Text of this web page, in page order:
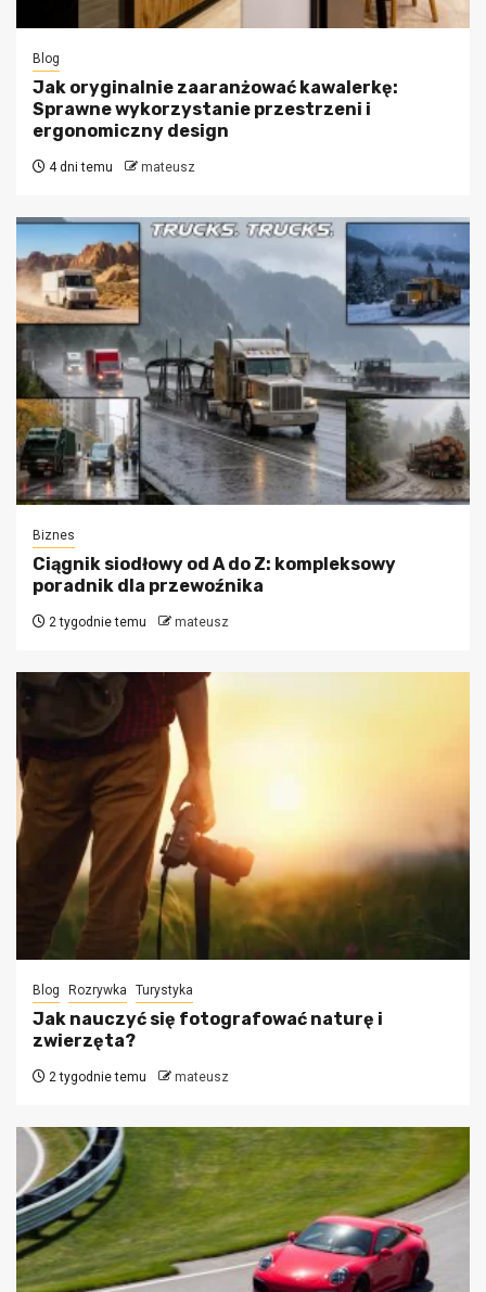
Blog
Jak oryginalnie zaaranżować kawalerkę:
Sprawne wykorzystanie przestrzeni i
ergonomiczny design
4 dni temu mateusz
Biznes
Ciągnik siodłowy od A do Z: kompleksowy
poradnik dla przewoźnika
2 tygodnie temu mateusz
Blog Rozrywka Turystyka
Jak nauczyć się fotografować naturę i
zwierzęta?
2 tygodnie temu mateusz